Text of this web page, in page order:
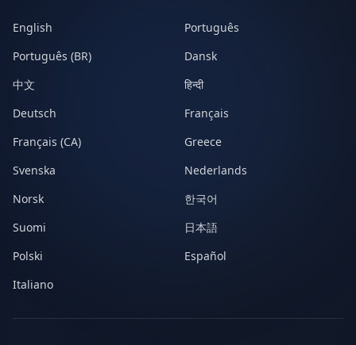
English
Português
Português (BR)
Dansk
中文
हिन्दी
Deutsch
Français
Français (CA)
Greece
Svenska
Nederlands
Norsk
한국어
Suomi
日本語
Polski
Español
Italiano